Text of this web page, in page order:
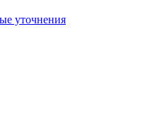
уточнения